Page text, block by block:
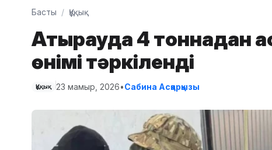
Басты Құқық
Атырауда 4 тоннадан
өнімі тәркіленді
Құқық 23 мамыр, 2026•Сабина Асқарқызы